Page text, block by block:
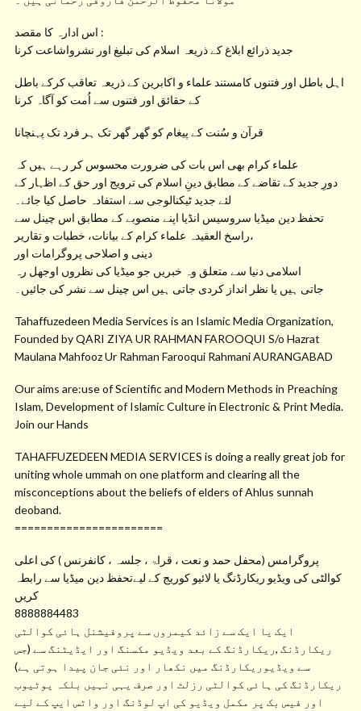
اس ادارہ کا مقصد :
جدید ذرائع ابلاغ کے ذریعہ اسلام کی تبلیغ اور نشرواشاعت کرنا
اہل باطل اور فتنوں کامستند علماء و اکابرین کے ذریعہ تعاقب کرکے باطل
کے حقائق اور فتنوں سے اُمت کو آگاہ کرنا
قرآن و سُنت کے پیغام کو گھر گھر تک ہر فرد تک پہنچانا
علماء کرام بھی اس بات کی ضرورت محسوس کر رہے ہیں کہ
دورِ جدید کے تقاضے کے مطابق دینِ اسلام کی ترویج اور حق کے اظہار کے
لئے جدید ٹیکنالوجی سے استفادہ حاصل کیا جائے۔
تحفظ دین میڈیا سروسیس انڈیا اپنے منصوبے کے مطابق اس چینل سے
راسخ العقیدہ علماء کرام کے بیانات، خطبات و تقاریر،
دینی و اصلاحی پروگرامات اور
اسلامی دنیا سے متعلق وہ خبریں جو میڈیا کی نظروں اوجھل رہ
جاتی ہیں یا نظر انداز کردی جاتی ہیں اس چینل سے نشر کی جائیں۔
Tahaffuzedeen Media Services is an Islamic Media Organization,
Founded by QARI ZIYA UR RAHMAN FAROOQUI S/o Hazrat
Maulana Mahfooz Ur Rahman Farooqui Rahmani AURANGABAD
Our aims are:use of Scientific and Modern Methods in Preaching
Islam, Development of Islamic Culture in Electronic & Print Media.
Join our Hands
TAHAFFUZEDEEN MEDIA SERVICES is doing a really great job for
uniting whole ummah on one platform and clearing all the
misconceptions about the beliefs of elders of Ahlus sunnah
deoband.
=======================
پروگرامس (محفل حمد و نعت ، قراۃ ، جلسہ ، کانفرنس ) کی اعلی
کوالٹی کی ویڈیو ریکارڈنگ یا لائیو کوریج کے لیےتحفظ دین میڈیا سے رابطہ
کریں
8888884483
ایک یا ایک سے زائد کیمروں سے پروفیشنل ہائی کوالٹی
ریکارڈنگ ,ریکارڈنگ کے بعد ویڈیو مکسنگ اور ایڈیٹنگ سے (جس
سے ویڈیوریکارڈنگ میں نکھار اور نئی جان پیدا ہوتی ہے)
ریکارڈنگ کی ہائی کوالٹی رزلٹ اور صرف یہی نہیں بلکہ یوٹیوب
اور فیس بک پر مکمل ویڈیو کی اپ لوڈنگ اور واٹس ایپ کے لیے